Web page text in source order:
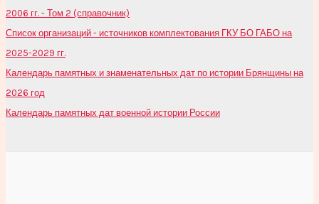
2006 гг. - Том 2 (справочник)
Список организаций - источников комплектования ГКУ БО ГАБО на
2025-2029 гг.
Календарь памятных и знаменательных дат по истории Брянщины на
2026 год
Календарь памятных дат военной истории России